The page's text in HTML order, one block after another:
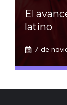
El
latino
7 de